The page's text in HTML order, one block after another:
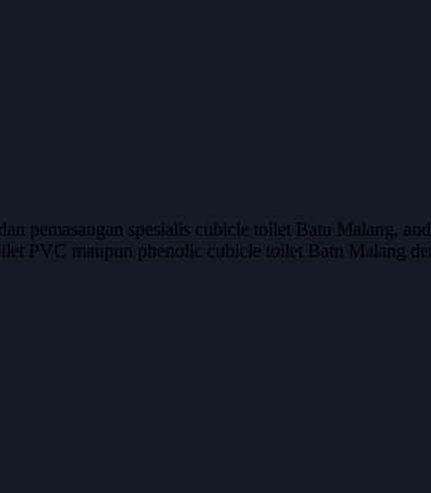
pemasangan spesialis cubicle toilet Batu Malang,
PVC maupun phenolic cubicle toilet Batu Malang